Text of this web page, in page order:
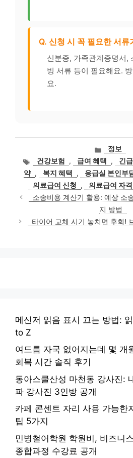
Q. 신청 시 꼭 필요한 서류
신분증, 가족관계증명서,
빙 서류 등이 필요해요.
요.
카
테
고
리
정보
태건강보험 , 급여 혜택 , 긴
약 , 복지 혜택 , 응급실 본인부
의료급여 신청
, 의료급여 자격
소송비용 계산기 활용: 예상 소
지 방법
타이어 교체 시기 놓치면 후회!
메신저 읽음 표시 끄는 방법:
to Z
여드름 자국 없어지는데 몇 개
회복 시간 솔직 후기
동아스쿨산성 마천동 강사진:
파 강사진 3인방 공개
카페 콘센트 자리 사용 가능한
팁 5가지
민병철어학원 학원비, 비즈니
종합과정 수강료 공개